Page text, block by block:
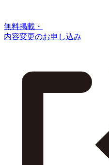
無料掲載・
内容変更のお申し込み